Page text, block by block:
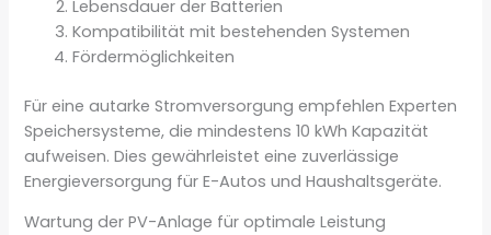
Lebensdauer der Batterien
Kompatibilität mit bestehenden Systemen
Fördermöglichkeiten
Für eine autarke Stromversorgung empfehlen Experten
Speichersysteme, die mindestens 10 kWh Kapazität
aufweisen. Dies gewährleistet eine zuverlässige
Energieversorgung für E-Autos und Haushaltsgeräte.
Wartung der PV-Anlage für optimale Leistung